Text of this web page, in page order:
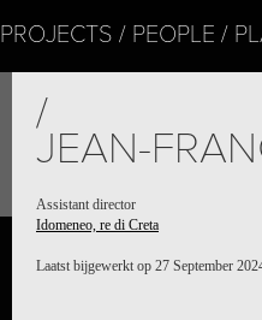
PROJECTS PEOPLE
/
JEAN-
Assistant director
Idomeneo, re di Creta
Laatst bijgewerkt op 27 September